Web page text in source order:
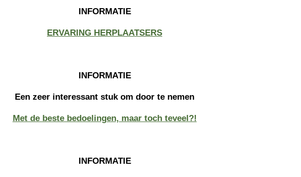
INFORMATIE
ERVARING HERPLAATSERS
INFORMATIE
Een zeer interessant stuk om door te nemen
Met de beste bedoelingen, maar toch teveel?!
INFORMATIE